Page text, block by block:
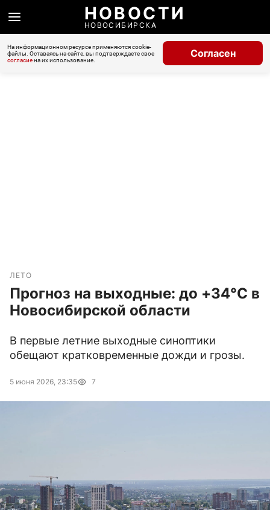
НОВОСТИ
НОВОСИБИРСКА
На информационном ресурсе применяются cookie-
файлы. Оставаясь на сайте, вы подтверждаете свое
согласиена их использование.
Согласен
ЛЕТО
Прогноз на выходные: до +34°C в
Новосибирской области
В первые летние выходные синоптики
обещают кратковременные дожди и грозы.
5 июня 2026, 23:35 7